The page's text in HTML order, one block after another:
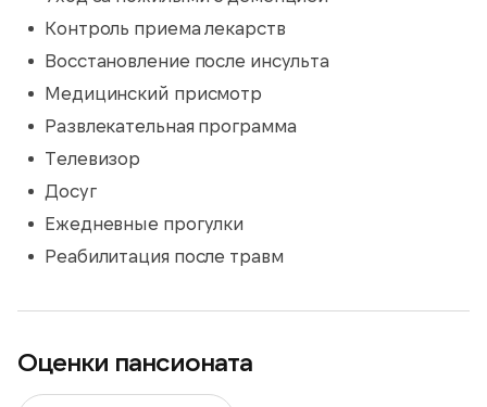
Контроль приема лекарств
Восстановление после инсульта
Медицинский присмотр
Развлекательная программа
Телевизор
Досуг
Ежедневные прогулки
Реабилитация после травм
Оценки пансионата